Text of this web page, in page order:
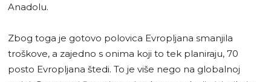
Anadolu.
Zbog toga je gotovo polovica Evropljana smanjila
troškove, a zajedno s onima koji to tek planiraju, 70
posto Evropljana štedi. To je više nego na globalnoj